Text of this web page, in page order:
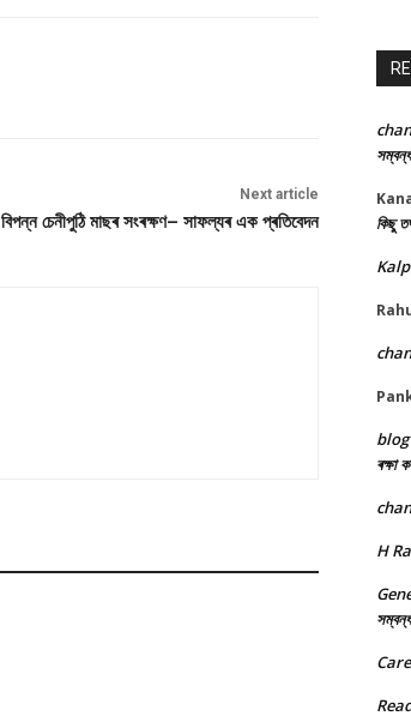
Next article
বিপন্ন চেনীপুঠি মাছৰ সংৰক্ষণ– সাফল্যৰ এক প্ৰতিবেদন
কিছু
blog
ৰক্ষা
H